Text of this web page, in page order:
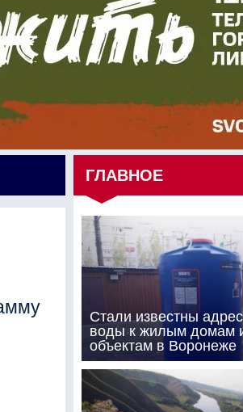
ГЛАВНОЕ
Стали известны
воды к жилым домам
объектам в Воронеже